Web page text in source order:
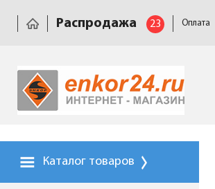
Распродажа 23 Оплата
Каталог товаров